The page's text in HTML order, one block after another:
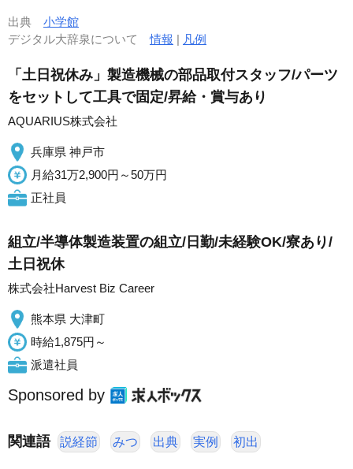
出典 小学館
デジタル大辞泉について情報 | 凡例
「土日祝休み」製造機械の部品取付スタッフ/パーツ
をセットして工具で固定/昇給・賞与あり
AQUARIUS株式会社
兵庫県 神戸市
月給31万2,900円～50万円
正社員
組立/半導体製造装置の組立/日勤/未経験OK/寮あり/
土日祝休
株式会社Harvest Biz Career
熊本県 大津町
時給1,875円～
派遣社員
Sponsored by
関連語 説経節 みつ 出典 実例 初出